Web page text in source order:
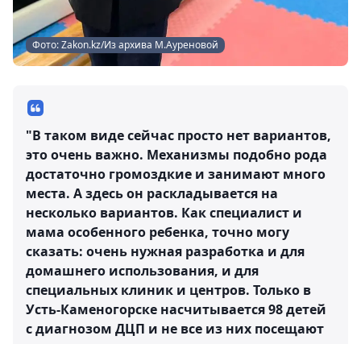
Фото: Zakon.kz/Из архива М.Ауреновой
"В таком виде сейчас просто нет вариантов,
это очень важно. Механизмы подобно рода
достаточно громоздкие и занимают много
места. А здесь он раскладывается на
несколько вариантов. Как специалист и
мама особенного ребенка, точно могу
сказать: очень нужная разработка и для
домашнего использования, и для
специальных клиник и центров. Только в
Усть-Каменогорске насчитывается 98 детей
с диагнозом ДЦП и не все из них посещают